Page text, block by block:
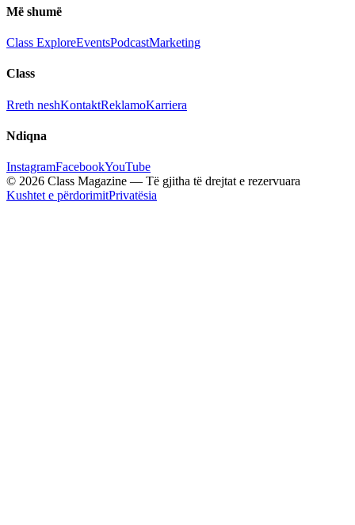
Më shumë
Class ExploreEventsPodcastMarketing
Class
Rreth neshKontaktReklamoKarriera
Ndiqna
InstagramFacebookYouTube
© 2026 Class Magazine — Të gjitha të drejtat e rezervuara
Kushtet e përdorimitPrivatësia